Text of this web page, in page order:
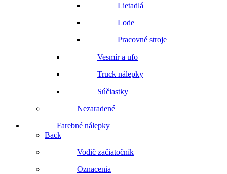
Lietadlá
Lode
Pracovné stroje
Vesmír a ufo
Truck nálepky
Súčiastky
Nezaradené
Farebné nálepky
Back
Vodič začiatočník
Oznacenia